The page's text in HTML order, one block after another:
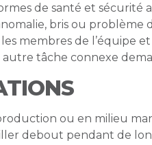
de santé et sécurité
bris ou problème
membres de l’équipe
tâche connexe
ou en milieu
debout pendant de